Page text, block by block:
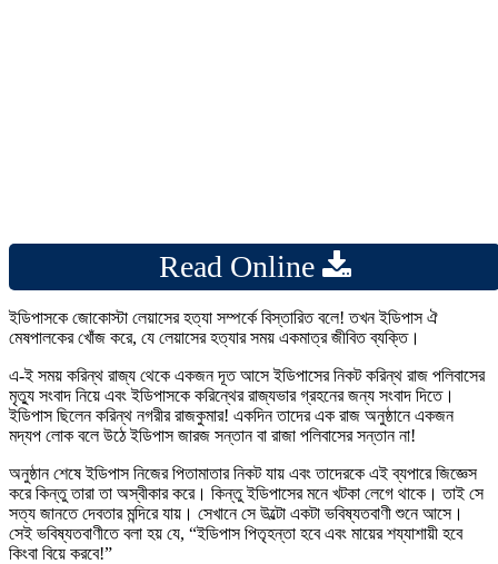
Read Online
ইডিপাসকে জোকোস্টা লেয়াসের হত্যা সম্পর্কে বিস্তারিত বলে! তখন ইডিপাস ঐ
মেষপালকের খোঁজ করে, যে লেয়াসের হত্যার সময় একমাত্র জীবিত ব্যক্তি।
এ-ই সময় করিন্থ রাজ্য থেকে একজন দূত আসে ইডিপাসের নিকট করিন্থ রাজ পলিবাসের
মৃত্যু সংবাদ নিয়ে এবং ইডিপাসকে করিন্থের রাজ্যভার গ্রহনের জন্য সংবাদ দিতে।
ইডিপাস ছিলেন করিন্থ নগরীর রাজকুমার! একদিন তাদের এক রাজ অনুষ্ঠানে একজন
মদ্যপ লোক বলে উঠে ইডিপাস জারজ সন্তান বা রাজা পলিবাসের সন্তান না!
অনুষ্ঠান শেষে ইডিপাস নিজের পিতামাতার নিকট যায় এবং তাদেরকে এই ব্যপারে জিজ্ঞেস
করে কিন্তু তারা তা অস্বীকার করে। কিন্তু ইডিপাসের মনে খটকা লেগে থাকে। তাই সে
সত্য জানতে দেবতার মন্দিরে যায়। সেখানে সে উল্টো একটা ভবিষ্যতবাণী শুনে আসে।
সেই ভবিষ্যতবাণীতে বলা হয় যে, “ইডিপাস পিতৃহন্তা হবে এবং মায়ের শয্যাশায়ী হবে
কিংবা বিয়ে করবে!”